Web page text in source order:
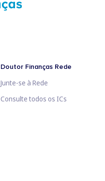
Doutor Finanças Rede
Junte-se à Rede
Consulte todos os ICs